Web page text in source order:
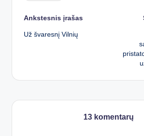
Post
navigation
Ankstesnis įrašas
Už švaresnį Vilnių
13 komentarų